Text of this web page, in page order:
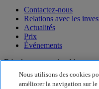
Contactez-nous
Relations avec les
Actualités
Prix
Événements
Développement durable
Nous utilisons des cookies
améliorer la navigation sur le